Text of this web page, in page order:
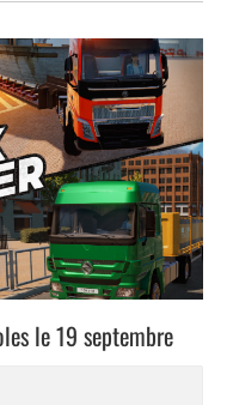
le 19 septembre